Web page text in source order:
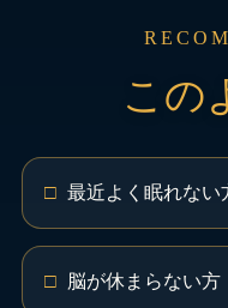
この
最近よく眠れない
脳が休まらない方